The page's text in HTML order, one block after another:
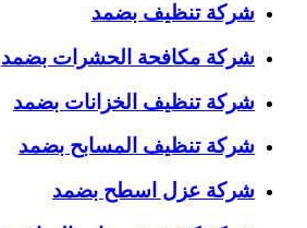
شركة تنظيف بضمد
شركة مكافحة الحشرات بضمد
شركة تنظيف الخزانات بضمد
شركة تنظيف المسابح بضمد
شركة عزل اسطح بضمد